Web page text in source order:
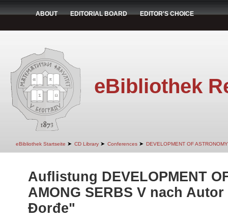
ABOUT EDITORIAL BOARD EDITOR'S CHOICE
eBibliothek
eBibliothek Startseite ➤ CD Library ➤ Conferences ➤ DEVELOPMENT OF
Auflistung DEVELOPMENT
AMONG SERBS V nach
Đorđe"